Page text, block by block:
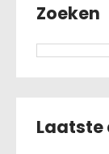
Zoeken
Laatste